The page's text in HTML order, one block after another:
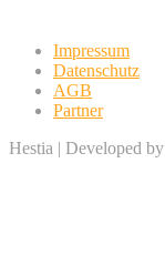
Impressum
Datenschutz
AGB
Partner
Hestia | Developed by